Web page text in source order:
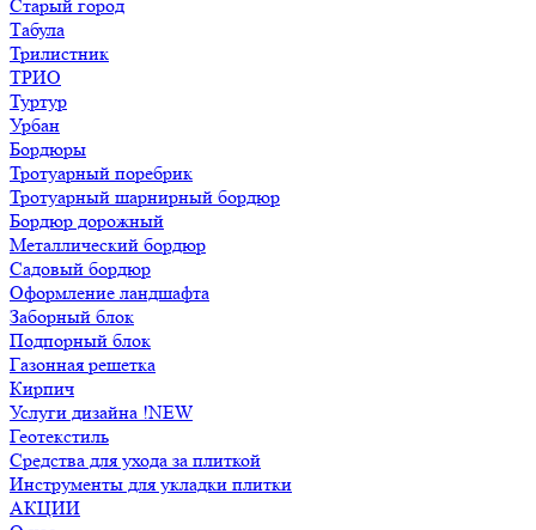
Старый город
Табула
Трилистник
ТРИО
Туртур
Урбан
Бордюры
Тротуарный поребрик
Тротуарный шарнирный бордюр
Бордюр дорожный
Металлический бордюр
Садовый бордюр
Оформление ландшафта
Заборный блок
Подпорный блок
Газонная решетка
Кирпич
Услуги дизайна !NEW
Геотекстиль
Средства для ухода за плиткой
Инструменты для укладки плитки
АКЦИИ